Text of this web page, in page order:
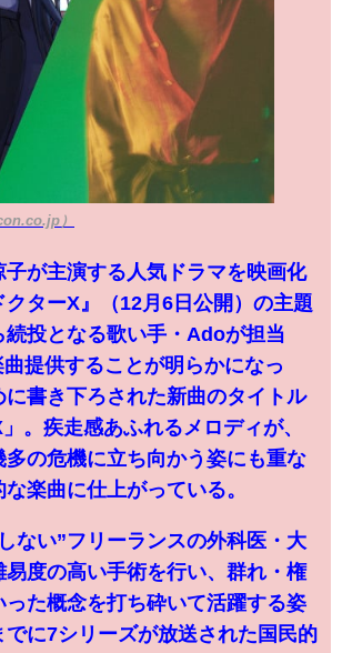
）
が主演する人気ドラマを映画化
クターX』（12月6日公開）の主題
続投となる歌い手・Adoが担当
曲提供することが明らかになっ
に書き下ろされた新曲のタイトル
。疾走感あふれるメロディが、
多の危機に立ち向かう姿にも重な
楽曲に仕上がっている。
ない”フリーランスの外科医・大
易度の高い手術を行い、群れ・権
た概念を打ち砕いて活躍する姿
でに7シリーズが放送された国民的